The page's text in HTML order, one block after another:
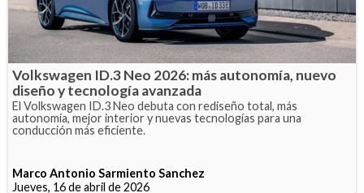
Volkswagen ID.3 Neo 2026: más autonomía, nuevo
diseño y tecnología avanzada
El Volkswagen ID.3 Neo debuta con rediseño total, más
autonomía, mejor interior y nuevas tecnologías para una
conducción más eficiente.
Marco Antonio Sarmiento Sanchez
Jueves, 16 de abril de 2026